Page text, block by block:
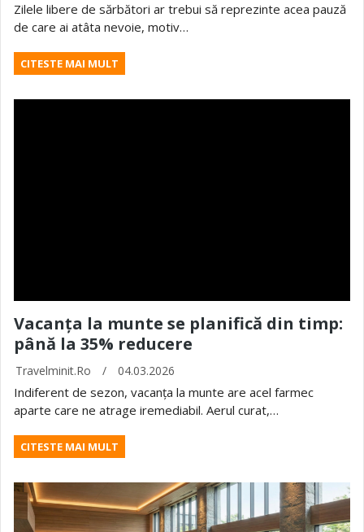
Zilele libere de sărbători ar trebui să reprezinte acea pauză
de care ai atâta nevoie, motiv…
CITESTE MAI MULT
Vacanța la munte se planifică din timp:
până la 35% reducere
Travelminit.ro / 04.03.2026
Indiferent de sezon, vacanța la munte are acel farmec
aparte care ne atrage iremediabil. Aerul curat,…
CITESTE MAI MULT